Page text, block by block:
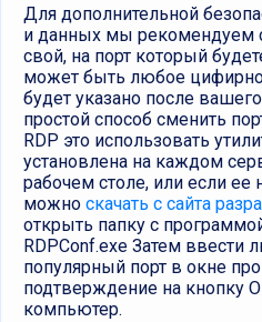
Для дополнительной
и данных мы рекомендуем
свой, на порт который
может быть любое
будет указано после
простой способ сменить
RDP это использовать
установлена на каждом
рабочем столе, или если ее
можно скачать с сайта
открыть папку с
RDPConf.exe Затем ввести
популярный порт в окне
подтверждение на кнопку
компьютер.